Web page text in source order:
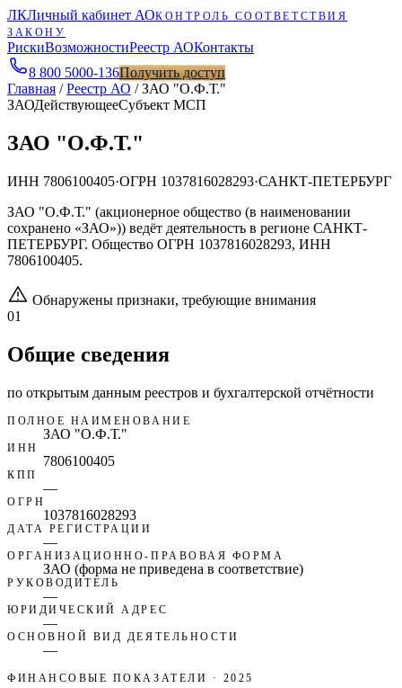
ЛКЛичный кабинет АОКОНТРОЛЬ СООТВЕТСТВИЯ
ЗАКОНУ
РискиВозможностиРеестр АОКонтакты
8 800 5000-136Получить доступ
Главная /Реестр АО /ЗАО "О.Ф.Т."
ЗАОДействующееСубъект МСП
ЗАО "О.Ф.Т."
ИНН 7806100405·ОГРН 1037816028293·САНКТ-ПЕТЕРБУРГ
ЗАО "О.Ф.Т." (акционерное общество (в наименовании
сохранено «ЗАО»)) ведёт деятельность в регионе САНКТ-
ПЕТЕРБУРГ. Общество ОГРН 1037816028293, ИНН
7806100405.
Обнаружены признаки, требующие внимания
01
Общие сведения
по открытым данным реестров и бухгалтерской отчётности
ПОЛНОЕ НАИМЕНОВАНИЕ
ЗАО "О.Ф.Т."
ИНН
7806100405
КПП
—
ОГРН
1037816028293
ДАТА РЕГИСТРАЦИИ
—
ОРГАНИЗАЦИОННО-ПРАВОВАЯ ФОРМА
ЗАО (форма не приведена в соответствие)
РУКОВОДИТЕЛЬ
—
ЮРИДИЧЕСКИЙ АДРЕС
—
ОСНОВНОЙ ВИД ДЕЯТЕЛЬНОСТИ
—
ФИНАНСОВЫЕ ПОКАЗАТЕЛИ · 2025